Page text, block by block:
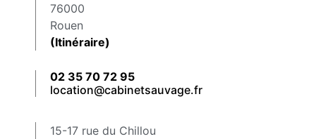
76000
Rouen
(Itinéraire)
02 35 70 72 95
location@cabinetsauvage.fr
15-17 rue du Chillou